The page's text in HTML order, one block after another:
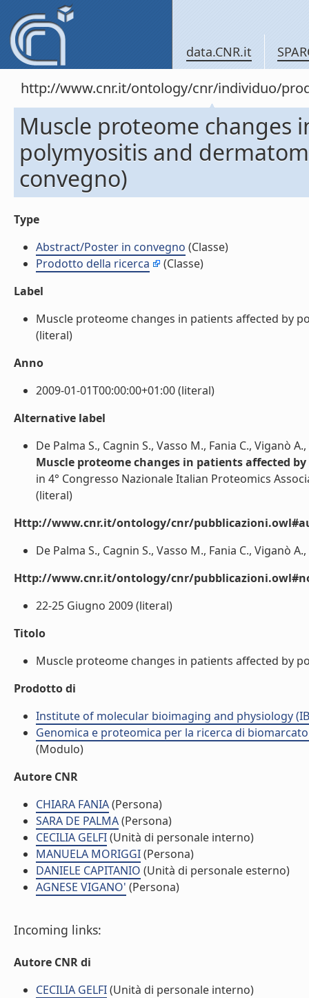
data.CNR.it
http://www.cnr.it/ontology/cnr/individuo/
Muscle proteome changes
polymyositis and
convegno)
Type
Abstract/Poster in convegno (Classe)
Prodotto della ricerca
(Classe)
Label
Muscle proteome changes in patients affected by
(literal)
Anno
2009-01-01T00:00:00+01:00 (literal)
Alternative label
De Palma S., Cagnin S., Vasso M., Fania C., Viganò
Muscle proteome changes in patients affected
in 4° Congresso Nazionale Italian Proteomics
(literal)
Http://www.cnr.it/ontology/cnr/
De Palma S., Cagnin S., Vasso M., Fania C., Viganò
Http://www.cnr.it/ontology/cnr/
22-25 Giugno 2009 (literal)
Titolo
Muscle proteome changes in patients affected by
Prodotto di
Institute of molecular bioimaging and physiology
Genomica e proteomica per la ricerca di
(Modulo)
Autore CNR
CHIARA FANIA(Persona)
SARA DE PALMA(Persona)
CECILIA GELFI(Unità di personale interno)
MANUELA MORIGGI(Persona)
DANIELE CAPITANIO (Unità di personale esterno)
AGNESE VIGANO' (Persona)
Incoming links:
Autore CNR di
CECILIA GELFI(Unità di personale interno)